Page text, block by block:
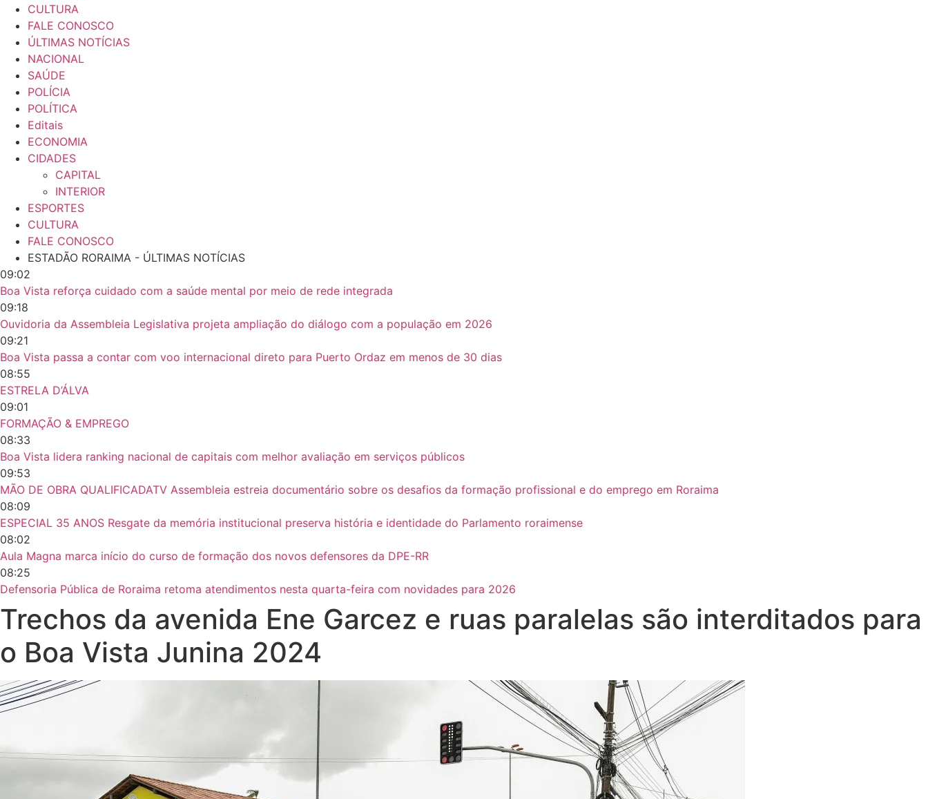
CULTURA
FALE CONOSCO
ÚLTIMAS NOTÍCIAS
NACIONAL
SAÚDE
POLÍCIA
POLÍTICA
Editais
ECONOMIA
CIDADES
CAPITAL
INTERIOR
ESPORTES
CULTURA
FALE CONOSCO
ESTADÃO RORAIMA - ÚLTIMAS NOTÍCIAS
09:02
Boa Vista reforça cuidado com a saúde mental por meio de rede integrada
09:18
Ouvidoria da Assembleia Legislativa projeta ampliação do diálogo com a população em 2026
09:21
Boa Vista passa a contar com voo internacional direto para Puerto Ordaz em menos de 30 dias
08:55
ESTRELA D’ÁLVA
09:01
FORMAÇÃO & EMPREGO
08:33
Boa Vista lidera ranking nacional de capitais com melhor avaliação em serviços públicos
09:53
MÃO DE OBRA QUALIFICADATV Assembleia estreia documentário sobre os desafios da formação profissional e do emprego em Roraima
08:09
ESPECIAL 35 ANOS Resgate da memória institucional preserva história e identidade do Parlamento roraimense
08:02
Aula Magna marca início do curso de formação dos novos defensores da DPE-RR
08:25
Defensoria Pública de Roraima retoma atendimentos nesta quarta-feira com novidades para 2026
Trechos da avenida Ene Garcez e ruas paralelas são interditados para
o Boa Vista Junina 2024